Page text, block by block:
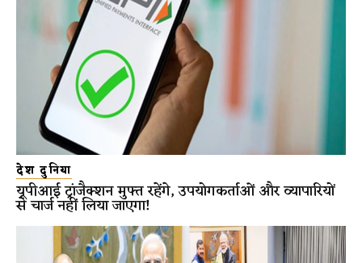
देश दुनिया
यूपीआई ट्रांजैक्शन मुफ्त रहेंगे, उपयोगकर्ताओं और व्यापारियों
से चार्ज नहीं लिया जाएगा!